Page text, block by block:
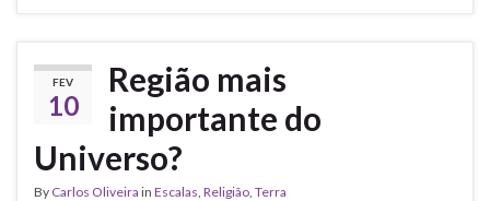
FEV
10
Região mais
importante do
Universo?
By Carlos Oliveira in Escalas Religião Terra